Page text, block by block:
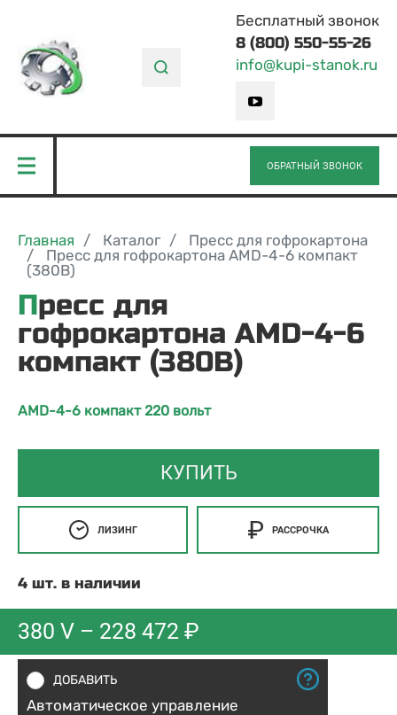
Бесплатный звонок
8 (800) 550-55-26
info@kupi-stanok.ru
ОБРАТНЫЙ ЗВОНОК
Главная Каталог
Пресс для гофрокартона
Пресс для гофрокартона AMD-4-6 компакт
(380В)
Пресс для
гофрокартона AMD-4-6
компакт (380В)
AMD-4-6 компакт 220 вольт
КУПИТЬ
ЛИЗИНГ РАССРОЧКА
4 шт. в наличии
380 V – 228 472 ₽
ДОБАВИТЬ
Автоматическое управление